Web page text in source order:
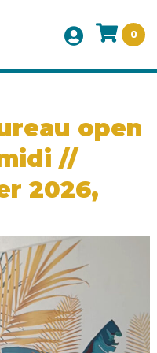
0
open
//
2026,